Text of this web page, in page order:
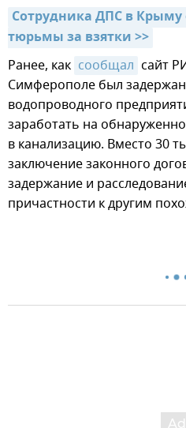
Сотрудника ДПС в Крыму
тюрьмы за взятки >>
Ранее, как сообщал сайт
Симферополе был
водопроводного
заработать на
в канализацию. Вместо 30
заключение законного
задержание и
причастности к другим